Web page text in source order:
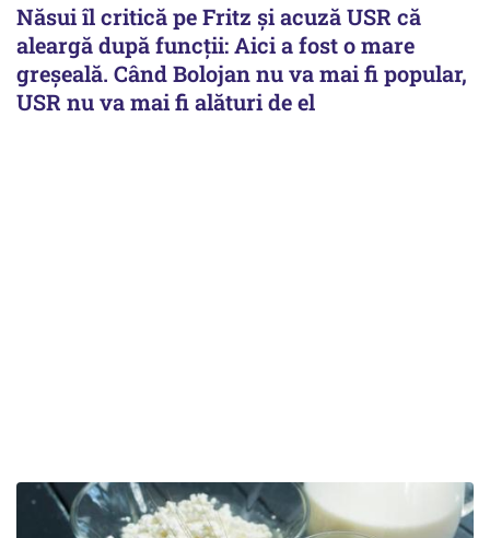
Năsui îl critică pe Fritz și acuză USR că
aleargă după funcții: Aici a fost o mare
greșeală. Când Bolojan nu va mai fi popular,
USR nu va mai fi alături de el